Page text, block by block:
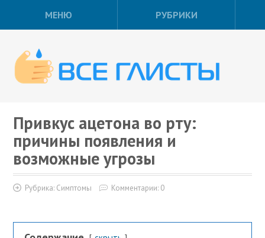
МЕНЮ РУБРИКИ
Привкус ацетона во рту:
причины появления и
возможные угрозы
Рубрика: Симптомы Комментарии: 0